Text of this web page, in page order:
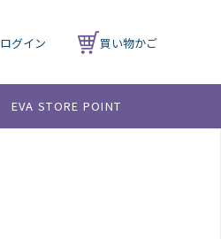
ログイン 買い物かご
EVA STORE POINT